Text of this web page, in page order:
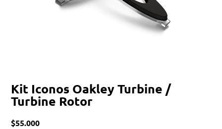
Kit Iconos Oakley Turbine /
Turbine Rotor
$55.000